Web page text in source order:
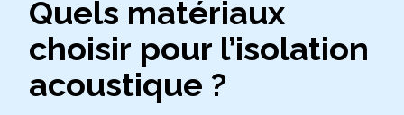
Quels matériaux
choisir pour l’isolation
acoustique ?